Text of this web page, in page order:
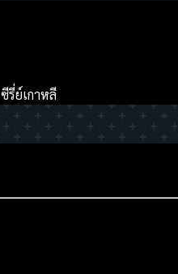
ซีรี่ย์เกาหลี